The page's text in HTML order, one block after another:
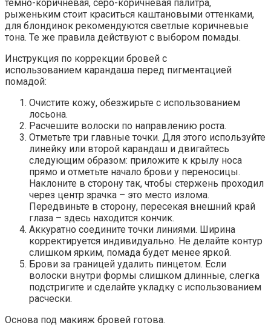
темно-коричневая, серо-коричневая палитра,
рыженьким стоит краситься каштановыми оттенками,
для блондинок рекомендуются светлые коричневые
тона. Те же правила действуют с выбором помады.
Инструкция по коррекции бровей с
использованием карандаша перед пигментацией
помадой:
Очистите кожу, обезжирьте с использованием
лосьона.
Расчешите волоски по направлению роста.
Отметьте три главные точки. Для этого используйте
линейку или второй карандаш и двигайтесь
следующим образом: приложите к крылу носа
прямо и отметьте начало брови у переносицы.
Наклоните в сторону так, чтобы стержень проходил
через центр зрачка – это место излома.
Передвиньте в сторону, пересекая внешний край
глаза – здесь находится кончик.
Аккуратно соедините точки линиями. Ширина
корректируется индивидуально. Не делайте контур
слишком ярким, помада будет менее яркой.
Брови за границей удалить пинцетом. Если
волоски внутри формы слишком длинные, слегка
подстригите и сделайте укладку с использованием
расчески.
Основа под макияж бровей готова.